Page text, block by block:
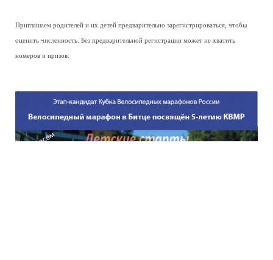
Приглашаем родителей и их детей предварительно зарегистрироваться, чтобы
оценить численность. Без предварительной регистрации может не хватить
номеров и призов.